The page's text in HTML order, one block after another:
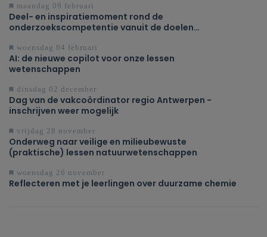
maandag 09 februari
Deel- en inspiratiemoment rond de
onderzoekscompetentie vanuit de doelen
woensdag 04 februari
AI: de nieuwe copilot voor onze lessen
wetenschappen
dinsdag 02 december
Dag van de vakcoördinator regio Antwerpen -
inschrijven weer mogelijk
vrijdag 28 november
Onderweg naar veilige en milieubewuste
(praktische) lessen natuurwetenschappen
woensdag 26 november
Reflecteren met je leerlingen over duurzame chemie